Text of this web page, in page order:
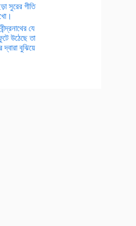
সুরের গীতি
যে
উঠেছে তা
দ্বারা বুঝিয়ে